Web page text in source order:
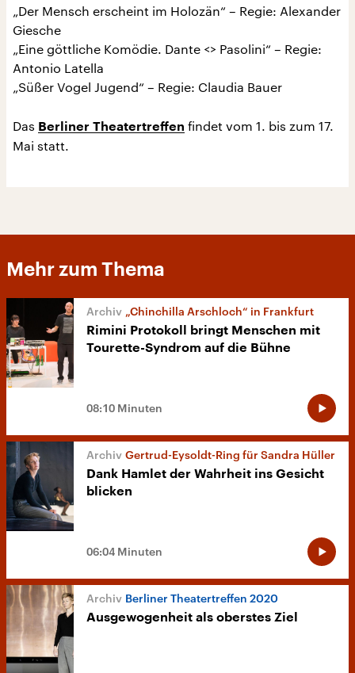
„Der Mensch erscheint im Holozän“ – Regie: Alexander
Giesche
„Eine göttliche Komödie. Dante <> Pasolini“ – Regie:
Antonio Latella
„Süßer Vogel Jugend“ – Regie: Claudia Bauer
Das Berliner Theatertreffen findet vom 1. bis zum 17.
Mai statt.
Mehr zum Thema
„Chinchilla Arschloch“ in Frankfurt
Rimini Protokoll bringt Menschen mit
Tourette-Syndrom auf die Bühne
08:10 Minuten
Gertrud-Eysoldt-Ring für Sandra Hüller
Dank Hamlet der Wahrheit ins Gesicht
blicken
06:04 Minuten
Berliner Theatertreffen 2020
Ausgewogenheit als oberstes Ziel